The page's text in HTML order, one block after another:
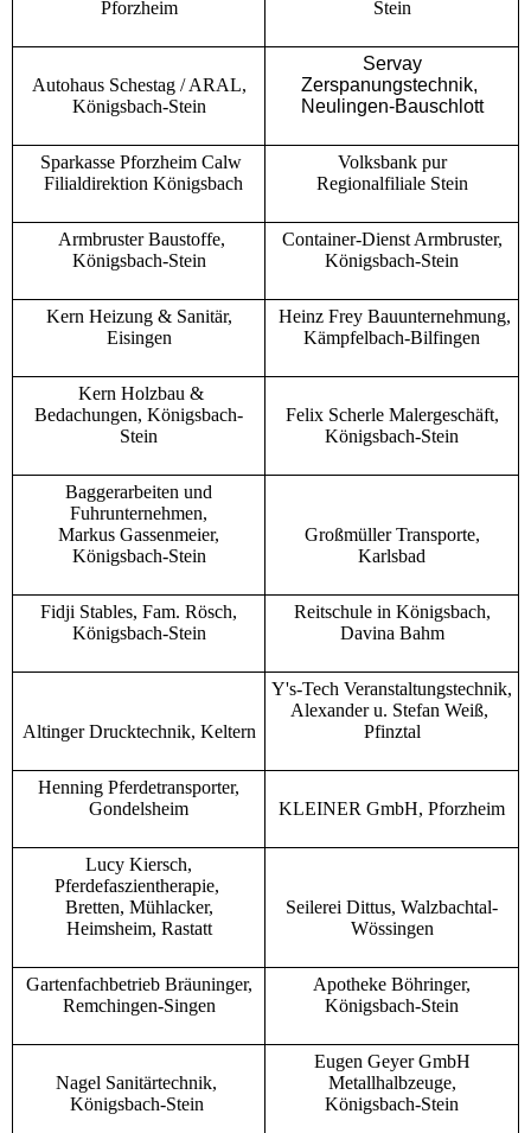
Pforzheim
Stein
Autohaus Schestag / ARAL,
Königsbach-Stein
Servay
Zerspanungstechnik,
Neulingen-Bauschlott
Sparkasse Pforzheim Calw
Filialdirektion Königsbach
Volksbank pur
Regionalfiliale Stein
Armbruster Baustoffe,
Königsbach-Stein
Container-Dienst Armbruster,
Königsbach-Stein
Kern Heizung & Sanitär,
Eisingen
Heinz Frey Bauunternehmung,
Kämpfelbach-Bilfingen
Kern Holzbau &
Bedachungen, Königsbach-
Stein
Felix Scherle Malergeschäft,
Königsbach-Stein
Baggerarbeiten und
Fuhrunternehmen,
Markus Gassenmeier,
Königsbach-Stein
Großmüller Transporte,
Karlsbad
Fidji Stables, Fam. Rösch,
Königsbach-Stein
Reitschule in Königsbach,
Davina Bahm
Altinger Drucktechnik, Keltern
Y's-Tech Veranstaltungstechnik,
Alexander u. Stefan Weiß,
Pfinztal
Henning Pferdetransporter,
Gondelsheim
KLEINER GmbH, Pforzheim
Lucy Kiersch,
Pferdefaszientherapie,
Bretten, Mühlacker,
Heimsheim, Rastatt
Seilerei Dittus, Walzbachtal-
Wössingen
Gartenfachbetrieb Bräuninger,
Remchingen-Singen
Apotheke Böhringer,
Königsbach-Stein
Nagel Sanitärtechnik,
Königsbach-Stein
Eugen Geyer GmbH
Metallhalbzeuge,
Königsbach-Stein